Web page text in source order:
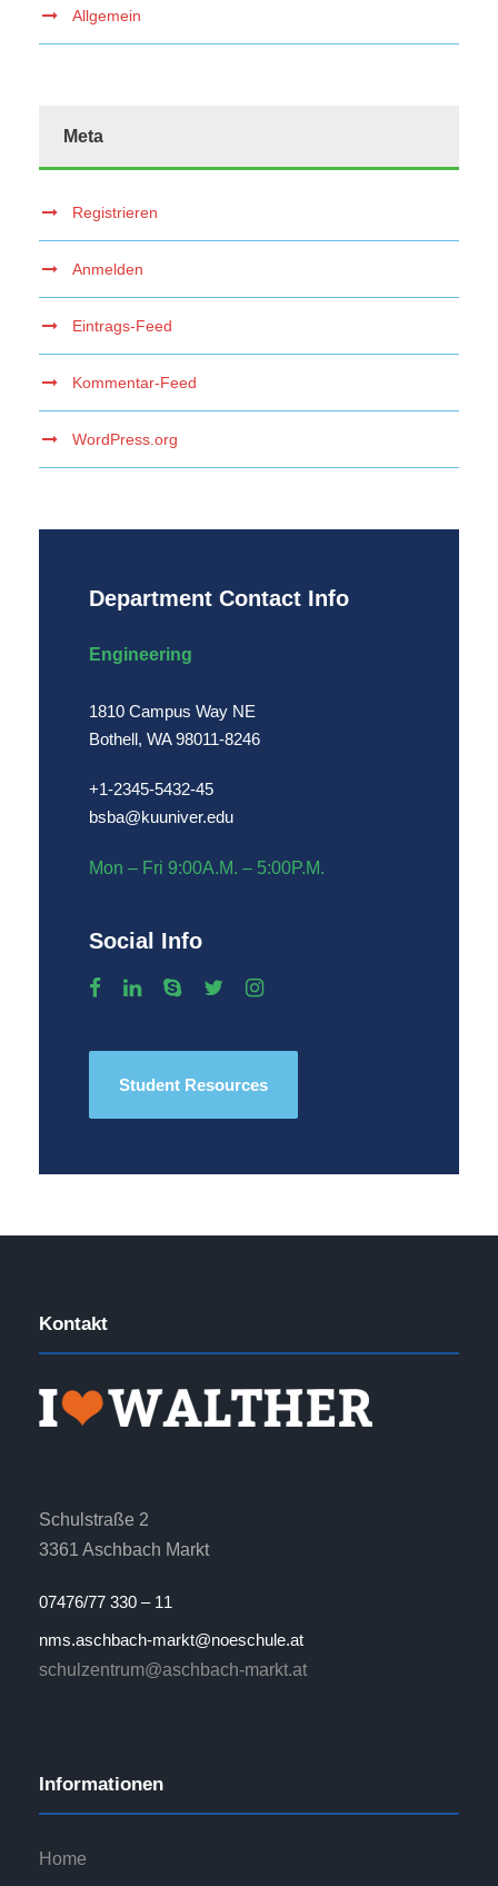
Allgemein
Meta
Registrieren
Anmelden
Eintrags-Feed
Kommentar-Feed
WordPress.org
Department Contact Info
Engineering
1810 Campus Way NE
Bothell, WA 98011-8246
+1-2345-5432-45
bsba@kuuniver.edu
Mon – Fri 9:00A.M. – 5:00P.M.
Social Info
Student Resources
Kontakt
Schulstraße 2
3361 Aschbach Markt
07476/77 330 – 11
nms.aschbach-markt@noeschule.at
schulzentrum@aschbach-markt.at
Informationen
Home